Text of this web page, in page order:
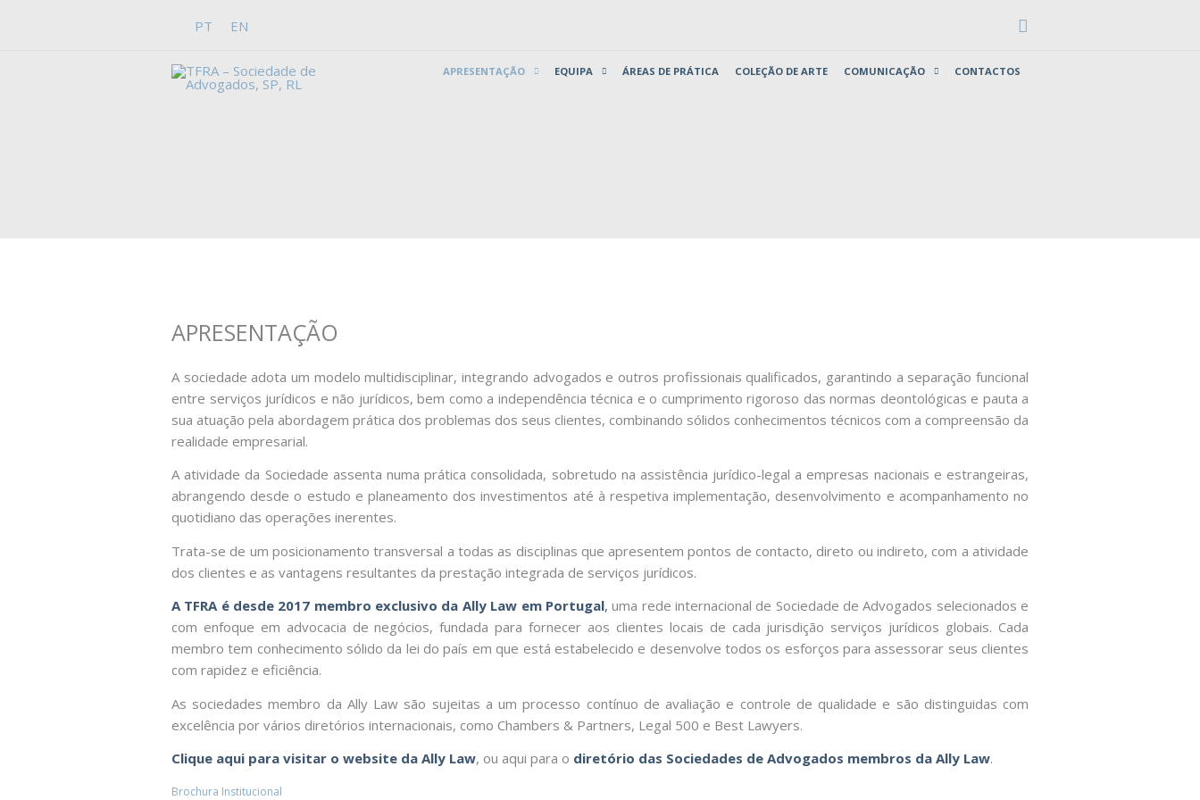
PT EN Search
APRESENTAÇÃO EQUIPA ÁREAS DE PRÁTICA COLEÇÃO DE ARTE COMUNICAÇÃO CONTACTOS
APRESENTAÇÃO
A sociedade adota um modelo multidisciplinar, integrando advogados e outros profissionais qualificados, garantindo a separação funcional
entre serviços jurídicos e não jurídicos, bem como a independência técnica e o cumprimento rigoroso das normas deontológicas e pauta a
sua atuação pela abordagem prática dos problemas dos seus clientes, combinando sólidos conhecimentos técnicos com a compreensão da
realidade empresarial.
A atividade da Sociedade assenta numa prática consolidada, sobretudo na assistência jurídico-legal a empresas nacionais e estrangeiras,
abrangendo desde o estudo e planeamento dos investimentos até à respetiva implementação, desenvolvimento e acompanhamento no
quotidiano das operações inerentes.
Trata-se de um posicionamento transversal a todas as disciplinas que apresentem pontos de contacto, direto ou indireto, com a atividade
dos clientes e as vantagens resultantes da prestação integrada de serviços jurídicos.
A TFRA é desde 2017 membro exclusivo da Ally Law em Portugal, uma rede internacional de Sociedade de Advogados selecionados e
com enfoque em advocacia de negócios, fundada para fornecer aos clientes locais de cada jurisdição serviços jurídicos globais. Cada
membro tem conhecimento sólido da lei do país em que está estabelecido e desenvolve todos os esforços para assessorar seus clientes
com rapidez e eficiência.
As sociedades membro da Ally Law são sujeitas a um processo contínuo de avaliação e controle de qualidade e são distinguidas com
excelência por vários diretórios internacionais, como Chambers & Partners, Legal 500 e Best Lawyers.
Clique aqui para visitar o website da Ally Law, ou aqui para o diretório das Sociedades de Advogados membros da Ally Law.
Brochura Institucional